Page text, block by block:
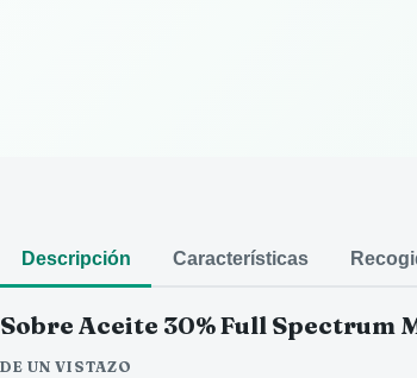
Descripción Características
Sobre Aceite 30% Full Spectrum
DE UN VISTAZO